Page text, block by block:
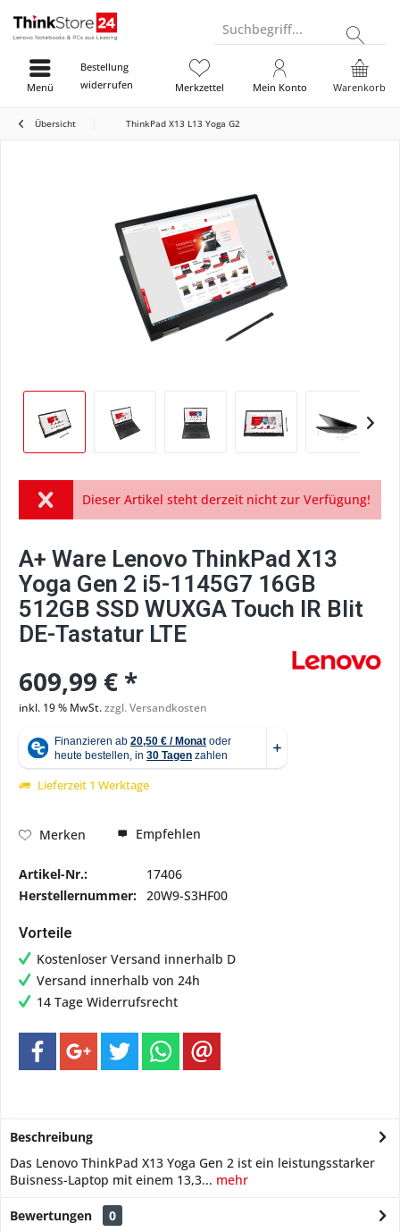
Suchbegriff...
Bestellung
widerrufen
Warenkorb
Merkzettel Mein Konto
Menü
Übersicht ThinkPad X13 L13 Yoga G2
Dieser Artikel steht derzeit nicht zur Verfügung!
A+ Ware Lenovo ThinkPad X13
Yoga Gen 2 i5-1145G7 16GB
512GB SSD WUXGA Touch IR Blit
DE-Tastatur LTE
609,99 € *
inkl. 19 % MwSt.zzgl. Versandkosten
Lieferzeit 1 Werktage
Merken Empfehlen
Artikel-Nr.:
17406
Herstellernummer: 20W9-S3HF00
Vorteile
Kostenloser Versand innerhalb D
Versand innerhalb von 24h
14 Tage Widerrufsrecht
Beschreibung
Das Lenovo ThinkPad X13 Yoga Gen 2 ist ein leistungsstarker
Buisness-Laptop mit einem 13,3... mehr
Bewertungen
0